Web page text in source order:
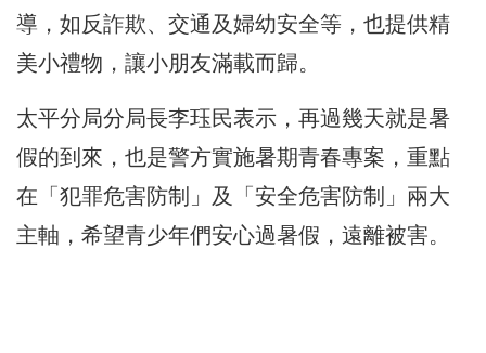
導，如反詐欺、交通及婦幼安全等， 也提供精
美小禮物，讓小朋友滿載而歸。
太平分局分局長李珏民表示，再過幾天就是暑
假的到來， 也是警方實施暑期青春專案，重點
在「犯罪危害防制」及「安全危害防制」兩大
主軸，希望青少年們安心過暑假，遠離被害。